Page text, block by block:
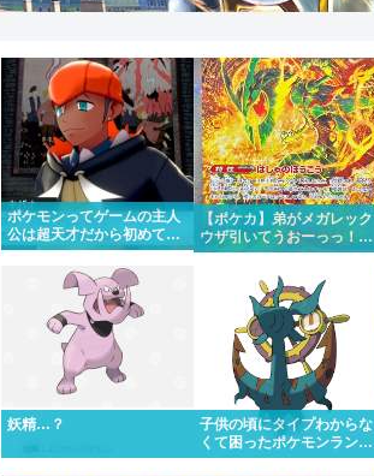
ポケモンってゲームの主人
公は超天才だから初めて出
場したポケモンリーグもさ
くっと優勝しちゃうけど…
【ポケカ】弟がメガレック
ウザ引いてうおーっっ！！
かっけー！！って一緒にな
ってるんだけど…
妖精…？
子供の頃にタイプわからな
くて困ったポケモンランキ
ング１位はる